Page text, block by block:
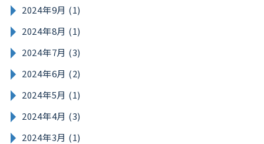
2024年9月 (1)
2024年8月 (1)
2024年7月 (3)
2024年6月 (2)
2024年5月 (1)
2024年4月 (3)
2024年3月 (1)